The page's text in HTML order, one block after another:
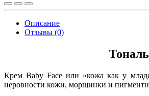
Описание
Отзывы (0)
Крем Baby Face или «кожа как у
неровности кожи, морщинки и